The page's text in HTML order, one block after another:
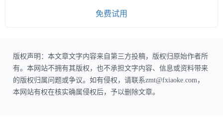
免费试用
版权声明：本文章文字内容来自第三方投稿，版权归原始作者所
有。本网站不拥有其版权，也不承担文字内容、信息或资料带来
的版权归属问题或争议。如有侵权，请联系zmt@fxiaoke.com，
本网站有权在核实确属侵权后，予以删除文章。